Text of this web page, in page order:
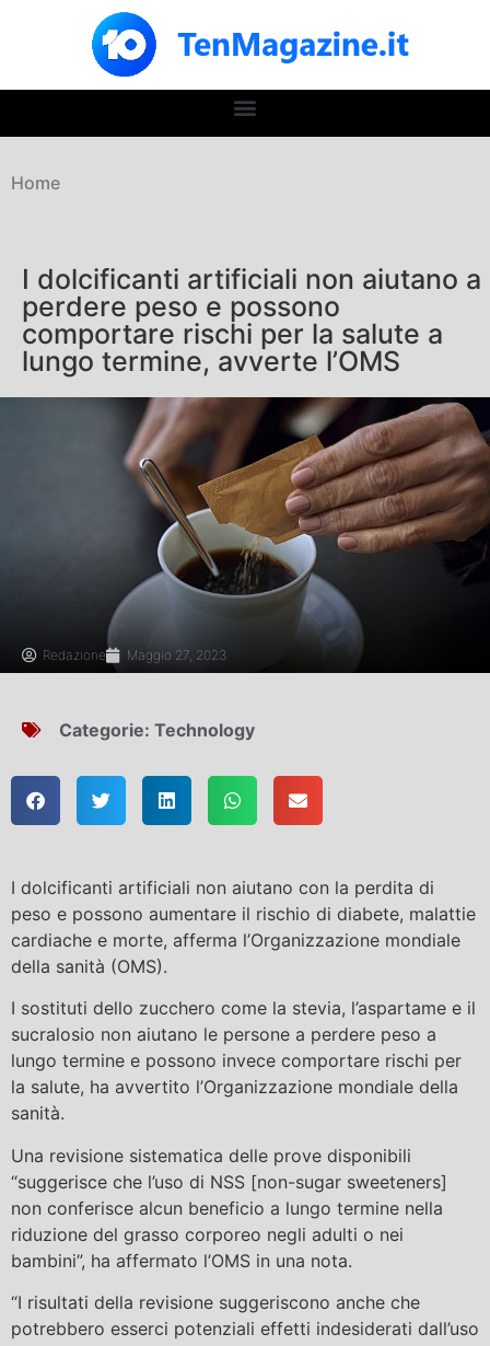
Home
I dolcificanti artificiali non aiutano a
perdere peso e possono
comportare rischi per la salute a
lungo termine, avverte l’OMS
Redazione Maggio 27, 2023
Categorie: Technology
I dolcificanti artificiali non aiutano con la perdita di
peso e possono aumentare il rischio di diabete, malattie
cardiache e morte, afferma l’Organizzazione mondiale
della sanità (OMS).
I sostituti dello zucchero come la stevia, l’aspartame e il
sucralosio non aiutano le persone a perdere peso a
lungo termine e possono invece comportare rischi per
la salute, ha avvertito l’Organizzazione mondiale della
sanità.
Una revisione sistematica delle prove disponibili
“suggerisce che l’uso di NSS [non-sugar sweeteners]
non conferisce alcun beneficio a lungo termine nella
riduzione del grasso corporeo negli adulti o nei
bambini”, ha affermato l’OMS in una nota.
“I risultati della revisione suggeriscono anche che
potrebbero esserci potenziali effetti indesiderati dall’uso